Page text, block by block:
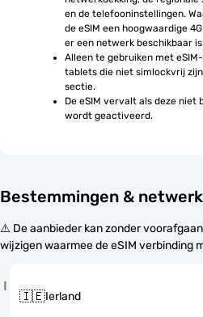
en de telefooninstellingen.
de eSIM een hoogwaardige
er een netwerk beschikbaar
Alleen te gebruiken met
tablets die niet simlockvrij
sectie.
De eSIM vervalt als deze niet
wordt geactiveerd.
Bestemmingen &
⚠️ De aanbieder kan zonder
wijzigen waarmee de eSIM verbinding
I
🇮🇪Ierland